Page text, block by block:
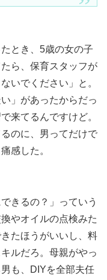
とき、5歳の女の子
ら、保育スタッフが
いでください」と。
」があったからだっ
来てるんですけど。
のに、男ってだけで
感した。
きるの？」っていう
やオイルの点検みた
たほうがいいし、料
ルだろ。母親がやっ
も、DIYを全部夫任